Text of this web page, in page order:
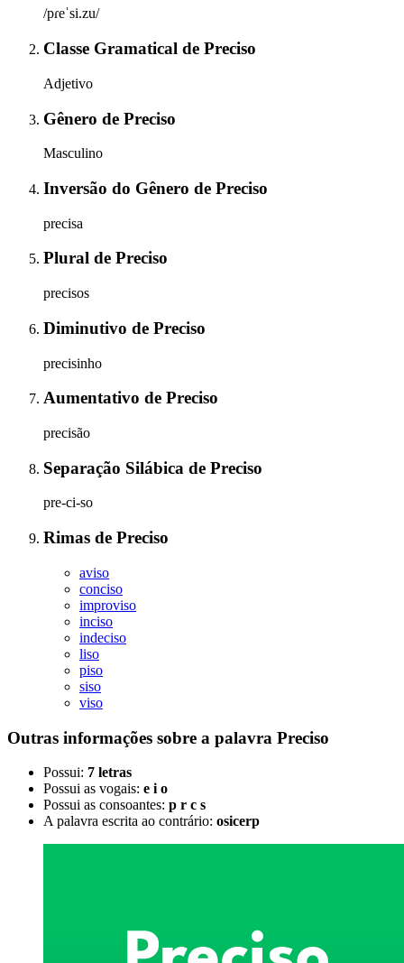
/pɾeˈsi.zu/
Classe Gramatical de Preciso
Adjetivo
Gênero de Preciso
Masculino
Inversão do Gênero de Preciso
precisa
Plural de Preciso
precisos
Diminutivo de Preciso
precisinho
Aumentativo de Preciso
precisão
Separação Silábica de Preciso
pre-ci-so
Rimas de Preciso
aviso
conciso
improviso
inciso
indeciso
liso
piso
siso
viso
Outras informações sobre a palavra Preciso
Possui: 7 letras
Possui as vogais: e i o
Possui as consoantes: p r c s
A palavra escrita ao contrário: osicerp